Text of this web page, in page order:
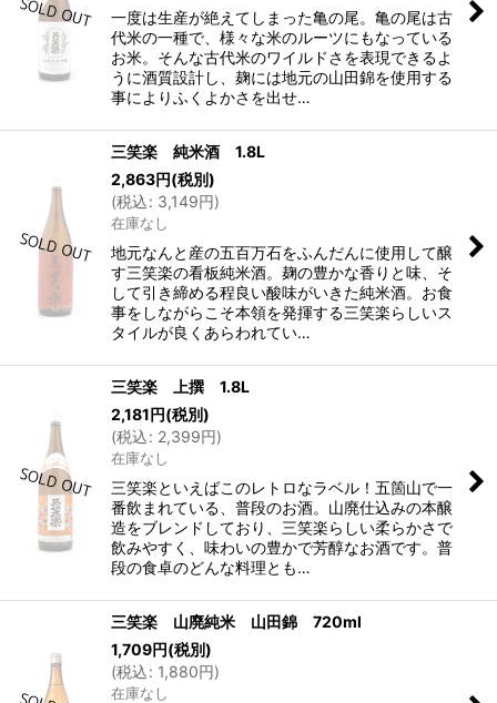
一度は生産が絶えてしまった亀の尾。亀の尾は古
代米の一種で、様々な米のルーツにもなっている
お米。そんな古代米のワイルドさを表現できるよ
うに酒質設計し、麹には地元の山田錦を使用する
事によりふくよかさを出せ…
三笑楽 純米酒 1.8L
2,863円(税別)
(税込: 3,149円)
在庫なし
地元なんと産の五百万石をふんだんに使用して醸
す三笑楽の看板純米酒。麹の豊かな香りと味、そ
して引き締める程良い酸味がいきた純米酒。お食
事をしながらこそ本領を発揮する三笑楽らしいス
タイルが良くあらわれてい…
三笑楽 上撰 1.8L
2,181円(税別)
(税込: 2,399円)
在庫なし
三笑楽といえばこのレトロなラベル！五箇山で一
番飲まれている、普段のお酒。山廃仕込みの本醸
造をブレンドしており、三笑楽らしい柔らかさで
飲みやすく、味わいの豊かで芳醇なお酒です。普
段の食卓のどんな料理とも…
三笑楽 山廃純米 山田錦 720ml
1,709円(税別)
(税込: 1,880円)
在庫なし